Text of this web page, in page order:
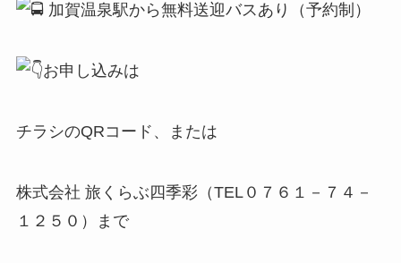
加賀温泉駅から無料送迎バスあり（予約制）
お申し込みは
チラシのQRコード、または
株式会社 旅くらぶ四季彩（TEL０７６１－７４－
１２５０）まで